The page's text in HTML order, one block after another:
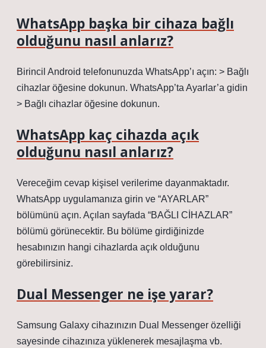
WhatsApp başka bir cihaza bağlı
olduğunu nasıl anlarız?
Birincil Android telefonunuzda WhatsApp’ı açın: > Bağlı
cihazlar öğesine dokunun. WhatsApp’ta Ayarlar’a gidin
> Bağlı cihazlar öğesine dokunun.
WhatsApp kaç cihazda açık
olduğunu nasıl anlarız?
Vereceğim cevap kişisel verilerime dayanmaktadır.
WhatsApp uygulamanıza girin ve “AYARLAR”
bölümünü açın. Açılan sayfada “BAĞLI CİHAZLAR”
bölümü görünecektir. Bu bölüme girdiğinizde
hesabınızın hangi cihazlarda açık olduğunu
görebilirsiniz.
Dual Messenger ne işe yarar?
Samsung Galaxy cihazınızın Dual Messenger özelliği
sayesinde cihazınıza yüklenerek mesajlaşma vb.